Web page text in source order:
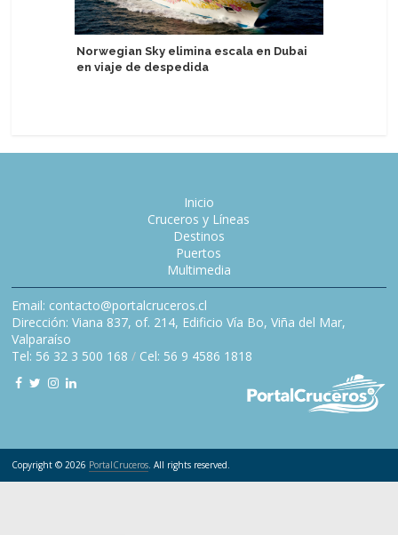
Norwegian Sky elimina escala en Dubai
en viaje de despedida
Inicio
Cruceros y Líneas
Destinos
Puertos
Multimedia
Email: contacto@portalcruceros.cl
Dirección: Viana 837, of. 214, Edificio Vía Bo, Viña del Mar,
Valparaíso
Tel: 56 32 3 500 168 / Cel: 56 9 4586 1818
Copyright © 2026 PortalCruceros. All rights reserved.